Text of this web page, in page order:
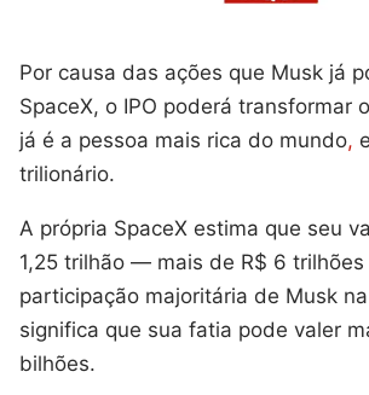
Por causa das ações que Musk já
SpaceX, o IPO poderá transformar
já é a pessoa mais rica do mundo,
trilionário.
A própria SpaceX estima que seu
1,25 trilhão — mais de R$ 6
participação majoritária de Musk
significa que sua fatia pode valer
bilhões.